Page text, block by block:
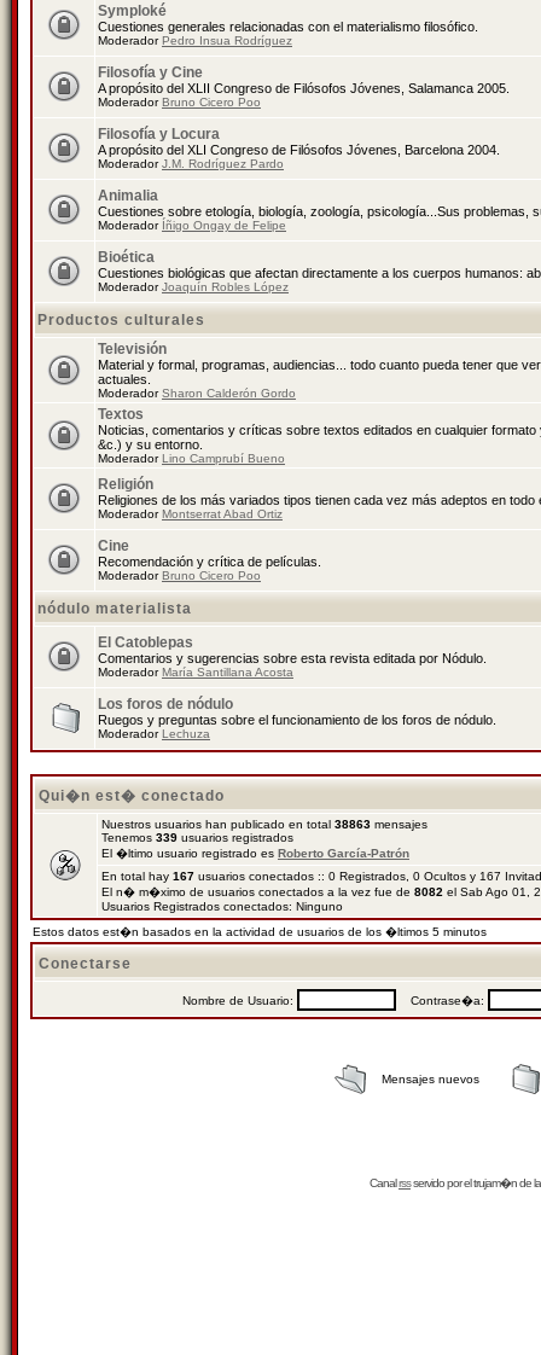
Symploké
Cuestiones generales relacionadas con el materialismo filosófico.
ModeradorPedro Insua Rodríguez
Filosofía y Cine
A propósito del XLII Congreso de Filósofos Jóvenes, Salamanca 2005.
ModeradorBruno Cicero Poo
Filosofía y Locura
A propósito del XLI Congreso de Filósofos Jóvenes, Barcelona 2004.
ModeradorJ.M. Rodríguez Pardo
Animalia
Cuestiones sobre etología, biología, zoología, psicología...Sus problemas,
Moderador Íñigo Ongay de Felipe
Bioética
Cuestiones biológicas que afectan directamente a los cuerpos humanos:
ModeradorJoaquín Robles López
Productos culturales
Televisión
Material y formal, programas, audiencias... todo cuanto pueda tener que
actuales.
ModeradorSharon Calderón Gordo
Textos
Noticias, comentarios y críticas sobre textos editados en cualquier
&c.) y su entorno.
ModeradorLino Camprubí Bueno
Religión
Religiones de los más variados tipos tienen cada vez más adeptos en todo
ModeradorMontserrat Abad Ortiz
Cine
Recomendación y crítica de películas.
ModeradorBruno Cicero Poo
nódulo materialista
El Catoblepas
Comentarios y sugerencias sobre esta revista editada por Nódulo.
ModeradorMaría Santillana Acosta
Los foros de nódulo
Ruegos y preguntas sobre el funcionamiento de los foros de nódulo.
ModeradorLechuza
Qui�n est� conectado
Nuestros usuarios han publicado en total 38863 mensajes
Tenemos 339 usuarios registrados
El �ltimo usuario registrado es Roberto García-Patrón
En total hay 167 usuarios conectados :: 0 Registrados, 0 Ocultos y 167
El n� m�ximo de usuarios conectados a la vez fue de 8082 el Sab Ago 01,
Usuarios Registrados conectados: Ninguno
Estos datos est�n basados en la actividad de usuarios de los �ltimos 5 minutos
Conectarse
Nombre de Usuario: Contrase�a:
Mensajes nuevos
Canalrssservido por eltrujam�nde